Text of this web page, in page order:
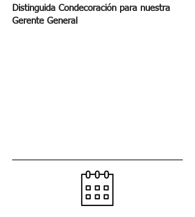
Distinguida Condecoración para nuestra
Gerente General